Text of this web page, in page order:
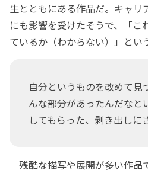
生とともにある作品だ。キャリ
にも影響を受けたそうで、「こ
ているか（わからない）」とい
自分というものを改めて見
んな部分があったんだなと
してもらった、剥き出しに
残酷な描写や展開が多い作品